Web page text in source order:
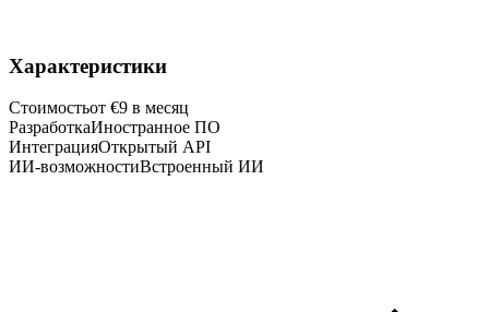
Характеристики
Стоимостьот €9 в месяц
РазработкаИностранное ПО
ИнтеграцияОткрытый API
ИИ-возможностиВстроенный ИИ